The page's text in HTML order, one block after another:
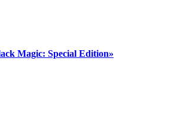
Magic: Special Edition»